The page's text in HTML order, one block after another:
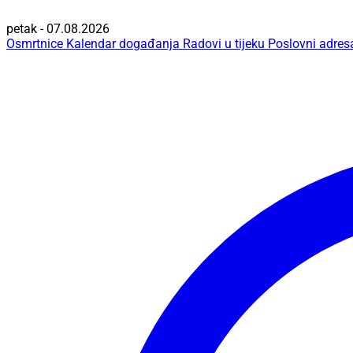
petak - 07.08.2026
Osmrtnice Kalendar događanja Radovi u tijeku Poslovni